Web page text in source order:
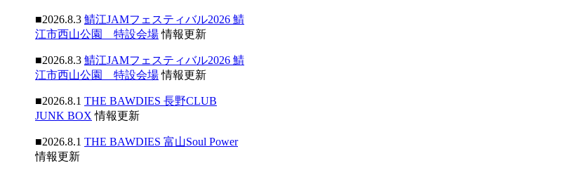
■2026.8.3 鯖江JAMフェスティバル2026 鯖
江市西山公園 特設会場情報更新
■2026.8.3 鯖江JAMフェスティバル2026 鯖
江市西山公園 特設会場情報更新
■2026.8.1 THE BAWDIES 長野CLUB
JUNK BOX 情報更新
■2026.8.1 THE BAWDIES 富山Soul Power
情報更新